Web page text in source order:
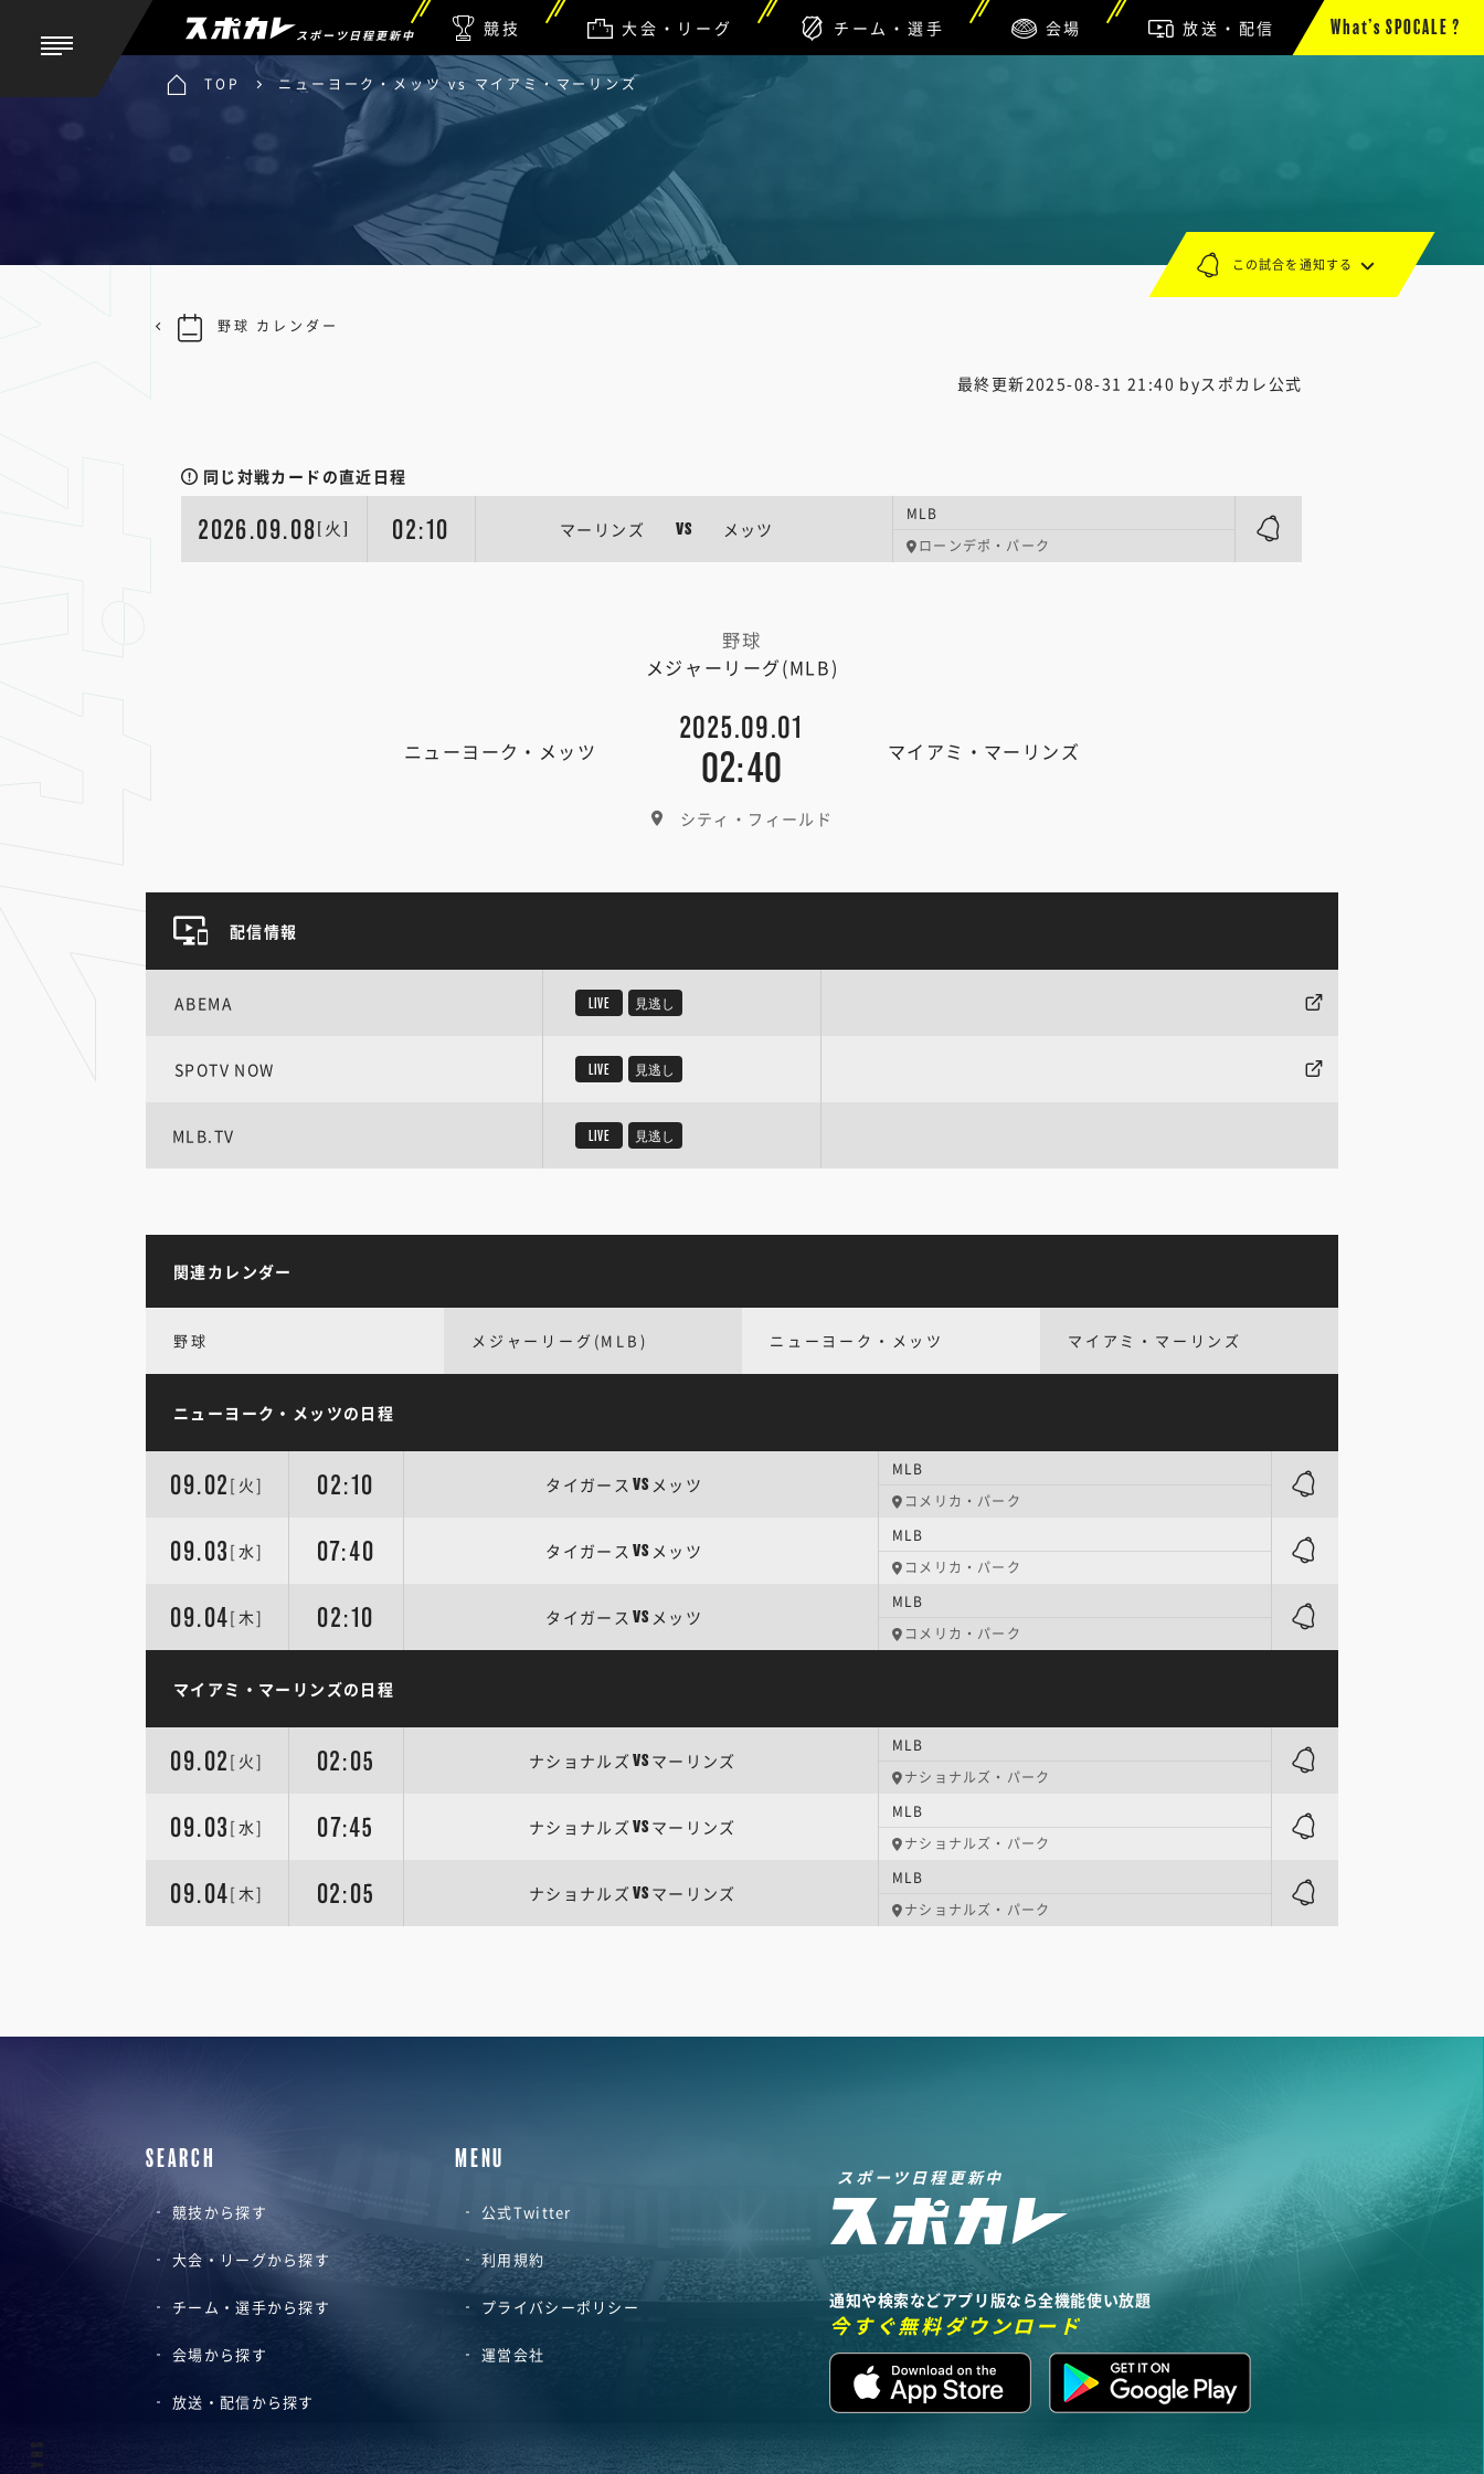
スポーツ日程更新中 競技 大会・リーグ チーム・選手 会場 放送・配信 What’s SPOCALE ?
TOP ニューヨーク・メッツ vs マイアミ・マーリンズ
最終更新2025-08-31 21:40 byスポカレ公式
同じ対戦カードの直近日程
2026.09.08 [火] 02:10 マーリンズ VS メッツ
MLB
ローンデポ・パーク
野球
メジャーリーグ(MLB)
ニューヨーク・メッツ
2025.09.01
02:40 マイアミ・マーリンズ
シティ・フィールド
この試合を通知する
野球 カレンダー
配信情報
ABEMA LIVE 見逃し
SPOTV NOW LIVE 見逃し
MLB.TV LIVE 見逃し
関連カレンダー
野球 メジャーリーグ(MLB) ニューヨーク・メッツ マイアミ・マーリンズ
ニューヨーク・メッツの日程
09.02 [火] 02:10 タイガース VS メッツ
MLB
コメリカ・パーク
09.03 [水] 07:40 タイガース VS メッツ
MLB
コメリカ・パーク
09.04[木] 02:10 タイガース VS メッツ
MLB
コメリカ・パーク
マイアミ・マーリンズの日程
09.02 [火] 02:05 ナショナルズ VS マーリンズ
MLB
ナショナルズ・パーク
09.03 [水] 07:45 ナショナルズ VS マーリンズ
MLB
ナショナルズ・パーク
09.04[木] 02:05 ナショナルズ VS マーリンズ
MLB
ナショナルズ・パーク
SEARCH
競技から探す
大会・リーグから探す
チーム・選手から探す
会場から探す
放送・配信から探す
MENU
公式Twitter
利用規約
プライバシーポリシー
運営会社
スポーツ日程更新中
通知や検索などアプリ版なら全機能使い放題
今すぐ無料ダウンロード